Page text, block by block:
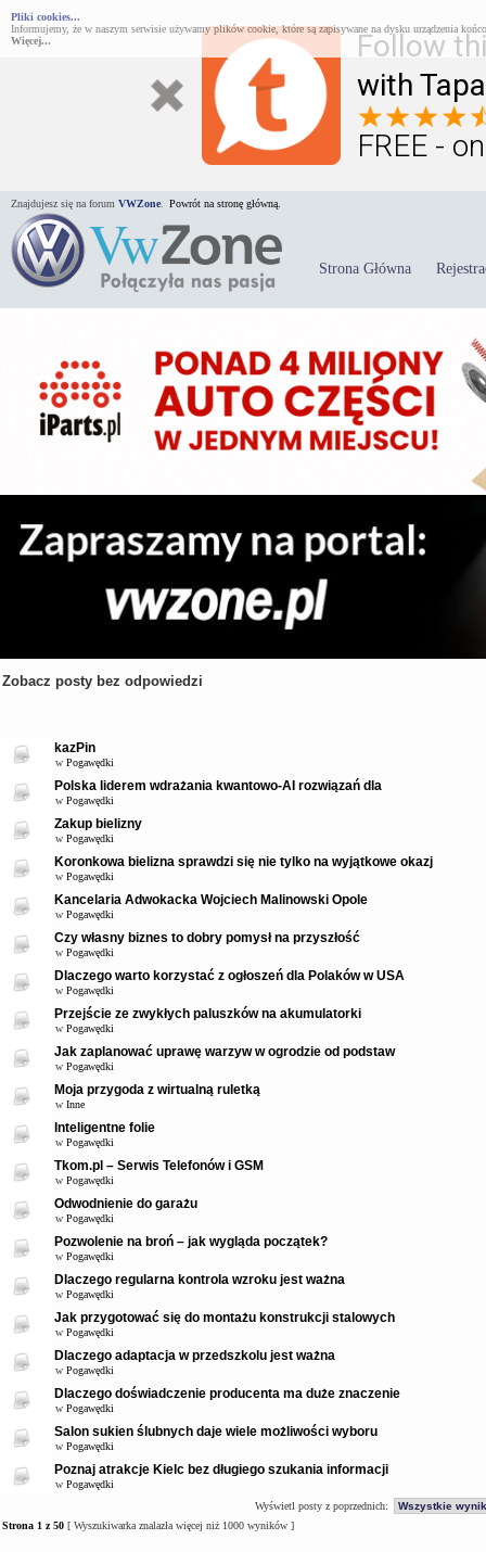
Follow
with
FREE -
Pliki cookies...
Informujemy, że w naszym serwisie używamy plików cookie, które są zapisywane na dysku urządzenia
Więcej...
Znajdujesz się na forum VWZone Powrót na stronę główną.
Strona Główna
Zobacz posty bez odpowiedzi
kazPin
w Pogawędki
Polska liderem wdrażania kwantowo-AI rozwiązań dla
w Pogawędki
Zakup bielizny
w Pogawędki
Koronkowa bielizna sprawdzi się nie tylko na wyjątkowe okazj
w Pogawędki
Kancelaria Adwokacka Wojciech Malinowski Opole
w Pogawędki
Czy własny biznes to dobry pomysł na przyszłość
w Pogawędki
Dlaczego warto korzystać z ogłoszeń dla Polaków w USA
w Pogawędki
Przejście ze zwykłych paluszków na akumulatorki
w Pogawędki
Jak zaplanować uprawę warzyw w ogrodzie od podstaw
w Pogawędki
Moja przygoda z wirtualną ruletką
w Inne
Inteligentne folie
w Pogawędki
Tkom.pl – Serwis Telefonów i GSM
w Pogawędki
Odwodnienie do garażu
w Pogawędki
Pozwolenie na broń – jak wygląda początek?
w Pogawędki
Dlaczego regularna kontrola wzroku jest ważna
w Pogawędki
Jak przygotować się do montażu konstrukcji stalowych
w Pogawędki
Dlaczego adaptacja w przedszkolu jest ważna
w Pogawędki
Dlaczego doświadczenie producenta ma duże znaczenie
w Pogawędki
Salon sukien ślubnych daje wiele możliwości wyboru
w Pogawędki
Poznaj atrakcje Kielc bez długiego szukania informacji
w Pogawędki
Wyświetl posty z poprzednich:
Strona 1 z50 [ Wyszukiwarka znalazła więcej niż 1000 wyników ]